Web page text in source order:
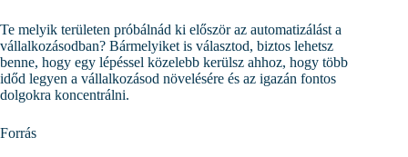
Te melyik területen próbálnád ki először az automatizálást a
vállalkozásodban? Bármelyiket is választod, biztos lehetsz
benne, hogy egy lépéssel közelebb kerülsz ahhoz, hogy több
időd legyen a vállalkozásod növelésére és az igazán fontos
dolgokra koncentrálni.
Forrás